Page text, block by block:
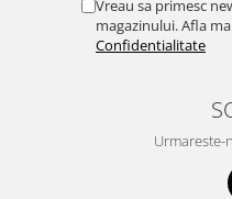
Vreau sa primesc
magazinului. Afla
Confidentialitate
Urmareste-